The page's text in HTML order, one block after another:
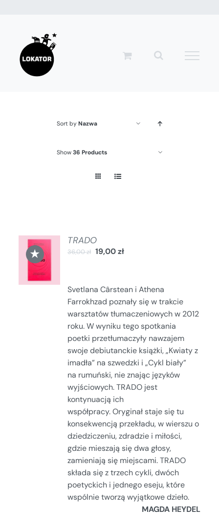
zawartości
Sort byNazwa
Show36 Products
★
DODAJ
DO
KOSZYKA
/
SZCZEGÓŁY
TRADO
36,00zł 19,00zł
Svetlana Cârstean i Athena
Farrokhzad poznały się w trakcie
warsztatów tłumaczeniowych w 2012
roku. W wyniku tego spotkania
poetki przetłumaczyły nawzajem
swoje debiutanckie książki, „Kwiaty z
imadła” na szwedzki i „Cykl biały”
na rumuński, nie znając języków
wyjściowych. TRADO jest
kontynuacją ich
współpracy. Oryginał staje się tu
konsekwencją przekładu, w wierszu o
dziedziczeniu, zdradzie i miłości,
gdzie mieszają się dwa głosy,
zamieniają się miejscami. TRADO
składa się z trzech cykli, dwóch
poetyckich i jednego eseju, które
wspólnie tworzą wyjątkowe dzieło.
MAGDA HEYDEL